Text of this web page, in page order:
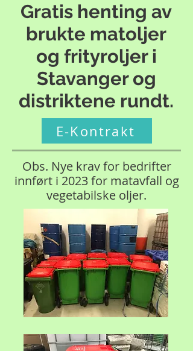
Gratis henting av
brukte matoljer
og frityroljer i
Stavanger og
distriktene rundt.
E-Kontrakt
Obs. Nye krav for bedrifter
innført i 2023 for matavfall og
vegetabilske oljer.